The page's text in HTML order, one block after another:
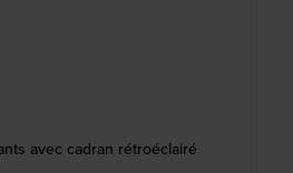
avec cadran rétroéclairé